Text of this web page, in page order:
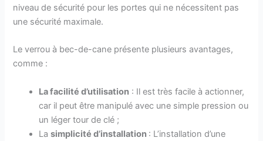
niveau de sécurité pour les portes qui ne nécessitent pas
une sécurité maximale.
Le verrou à bec-de-cane présente plusieurs avantages,
comme :
La facilité d’utilisation : Il est très facile à actionner,
car il peut être manipulé avec une simple pression ou
un léger tour de clé ;
Lasimplicité d’installation : L’installation d’une